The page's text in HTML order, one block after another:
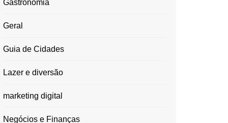
Gastronomia
Geral
Guia de Cidades
Lazer e diversão
marketing digital
Negócios e Finanças